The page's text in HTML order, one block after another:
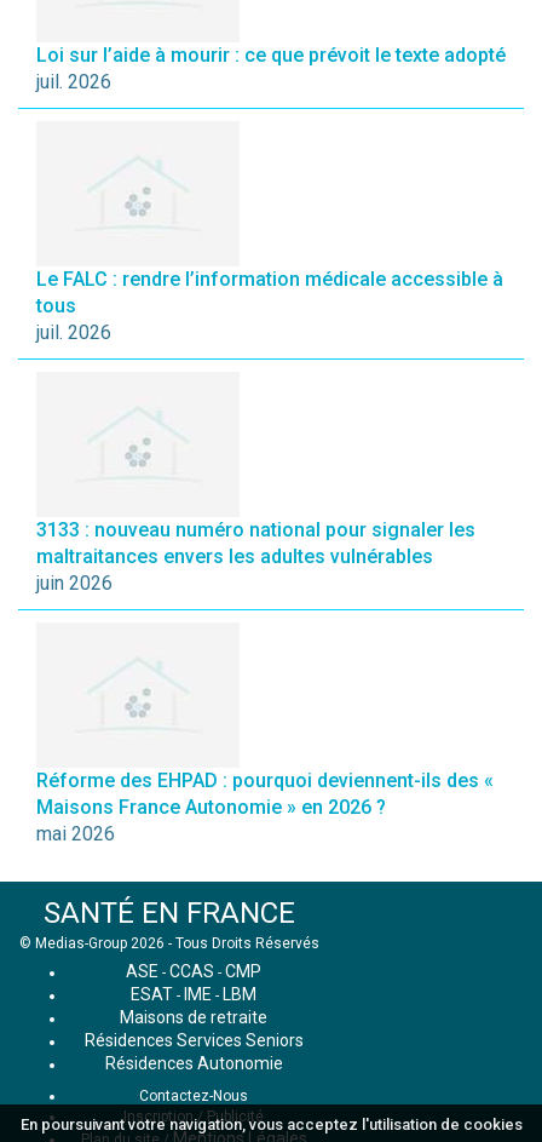
En poursuivant votre navigation, vous acceptez l'utilisation de cookies
Loi sur l’aide à mourir : ce que prévoit le texte adopté
juil. 2026
Le FALC : rendre l’information médicale accessible à
tous
juil. 2026
3133 : nouveau numéro national pour signaler les
maltraitances envers les adultes vulnérables
juin 2026
Réforme des EHPAD : pourquoi deviennent-ils des «
Maisons France Autonomie » en 2026 ?
mai 2026
SANTÉ EN FRANCE
© Medias-Group 2026 - Tous Droits Réservés
ASE - CCAS - CMP
ESAT - IME - LBM
Maisons de retraite
Résidences Services Seniors
Résidences Autonomie
Contactez-Nous
Inscription / Publicité
Mentions Légales